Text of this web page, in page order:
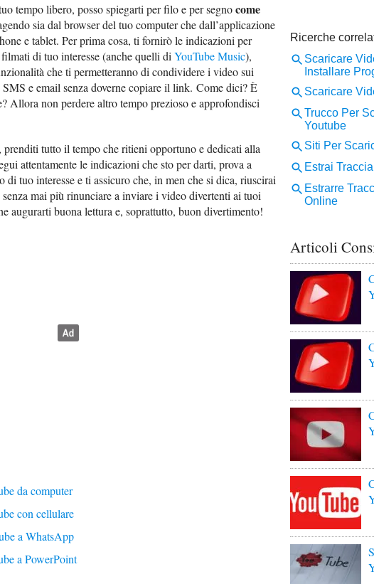
tempo libero, posso spiegarti per filo e per segnocome
sia dal browser del tuo computer che dall’applicazione
e tablet. Per prima cosa, ti fornirò le indicazioni per
di tuo interesse (anche quelli di YouTube Music),
che ti permetteranno di condividere i video sui
e email senza doverne copiare il link. Come dici? È
Allora non perdere altro tempo prezioso e approfondisci
tutto il tempo che ritieni opportuno e dedicati alla
attentamente le indicazioni che sto per darti, prova a
di tuo interesse e ti assicuro che, in men che si dica, riuscirai
mai più rinunciare a inviare i video divertenti ai tuoi
augurarti buona lettura e, soprattutto, buon divertimento!
da computer
con cellulare
a WhatsApp
a PowerPoint
Articoli